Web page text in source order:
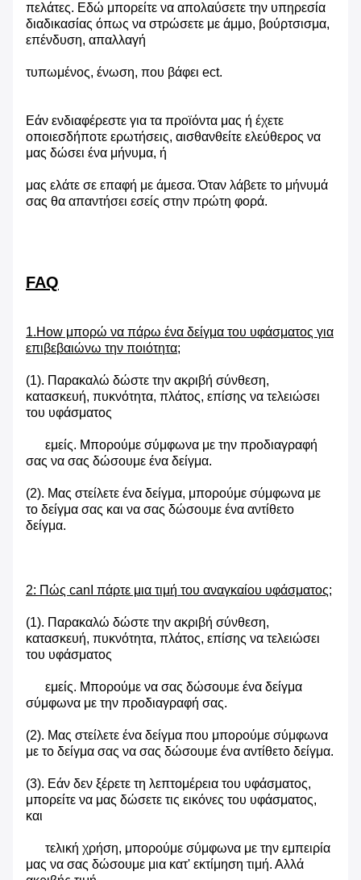
πελάτες. Εδώ μπορείτε να απολαύσετε την υπηρεσία
διαδικασίας όπως να στρώσετε με άμμο, βούρτσισμα,
επένδυση, απαλλαγή
τυπωμένος, ένωση, που βάφει ect.
Εάν ενδιαφέρεστε για τα προϊόντα μας ή έχετε
οποιεσδήποτε ερωτήσεις, αισθανθείτε ελεύθερος να
μας δώσει ένα μήνυμα, ή
μας ελάτε σε επαφή με άμεσα. Όταν λάβετε το μήνυμά
σας θα απαντήσει εσείς στην πρώτη φορά.
FAQ
1.How μπορώ να πάρω ένα δείγμα του υφάσματος για
επιβεβαιώνω την ποιότητα;
(1). Παρακαλώ δώστε την ακριβή σύνθεση,
κατασκευή, πυκνότητα, πλάτος, επίσης να τελειώσει
του υφάσματος
εμείς. Μπορούμε σύμφωνα με την προδιαγραφή
σας να σας δώσουμε ένα δείγμα.
(2). Μας στείλετε ένα δείγμα, μπορούμε σύμφωνα με
το δείγμα σας και να σας δώσουμε ένα αντίθετο
δείγμα.
2: Πώς canI πάρτε μια τιμή του αναγκαίου υφάσματος;
(1). Παρακαλώ δώστε την ακριβή σύνθεση,
κατασκευή, πυκνότητα, πλάτος, επίσης να τελειώσει
του υφάσματος
εμείς. Μπορούμε να σας δώσουμε ένα δείγμα
σύμφωνα με την προδιαγραφή σας.
(2). Μας στείλετε ένα δείγμα που μπορούμε σύμφωνα
με το δείγμα σας να σας δώσουμε ένα αντίθετο δείγμα.
(3). Εάν δεν ξέρετε τη λεπτομέρεια του υφάσματος,
μπορείτε να μας δώσετε τις εικόνες του υφάσματος,
και
τελική χρήση, μπορούμε σύμφωνα με την εμπειρία
μας να σας δώσουμε μια κατ' εκτίμηση τιμή. Αλλά